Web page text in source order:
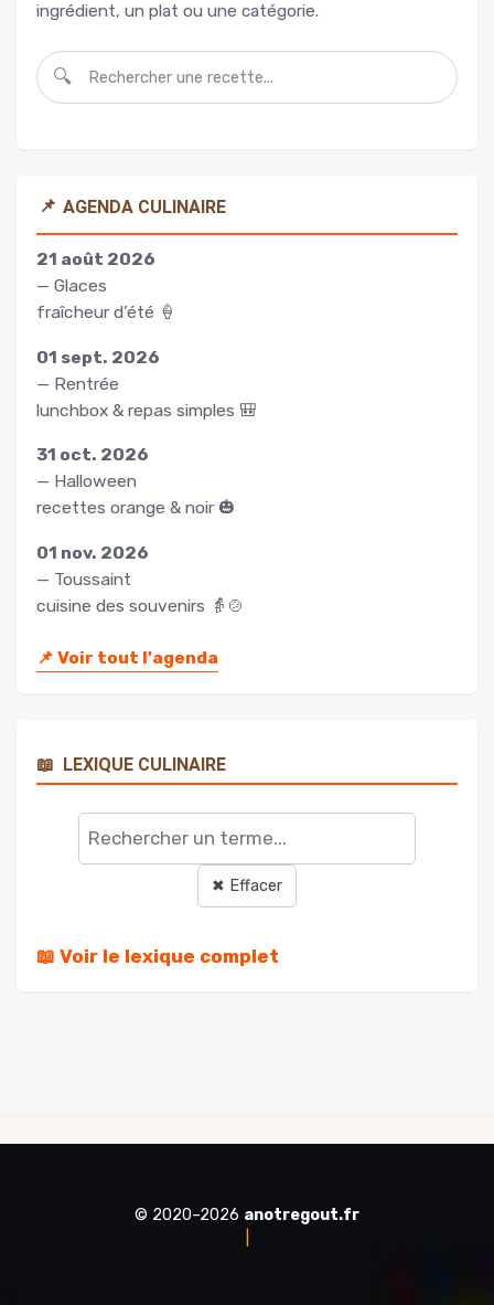
ingrédient, un plat ou une catégorie.
🔍
📌 AGENDA CULINAIRE
21 août 2026
— Glaces
fraîcheur d’été 🍦
01 sept. 2026
— Rentrée
lunchbox & repas simples 🎒
31 oct. 2026
— Halloween
recettes orange & noir 🎃
01 nov. 2026
— Toussaint
cuisine des souvenirs 👵🍲
📌 Voir tout l'agenda
📖 LEXIQUE CULINAIRE
Rechercher
terme
✖ Effacer
📖 Voir le lexique complet
© 2020–2026 anotregout.fr